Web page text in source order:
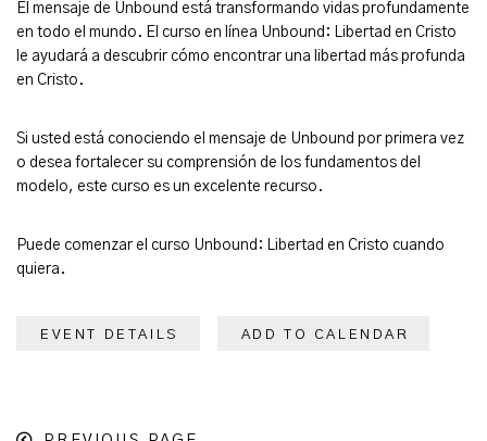
El mensaje de Unbound está transformando vidas profundamente
en todo el mundo. El curso en línea Unbound: Libertad en Cristo
le ayudará a descubrir cómo encontrar una libertad más profunda
en Cristo.
Si usted está conociendo el mensaje de Unbound por primera vez
o desea fortalecer su comprensión de los fundamentos del
modelo, este curso es un excelente recurso.
Puede comenzar el curso Unbound: Libertad en Cristo cuando
quiera.
EVENT DETAILS ADD TO CALENDAR